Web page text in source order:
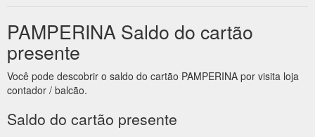
PAMPERINA Saldo do cartão
presente
Você pode descobrir o saldo do cartão PAMPERINA por visita loja
contador / balcão.
Saldo do cartão presente